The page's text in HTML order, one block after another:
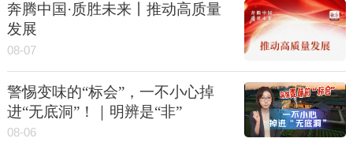
奔腾中国·质胜未来丨推动高质量
发展
08-07
警惕变味的“标会”，一不小心掉
进“无底洞”！｜明辨是“非”
08-06